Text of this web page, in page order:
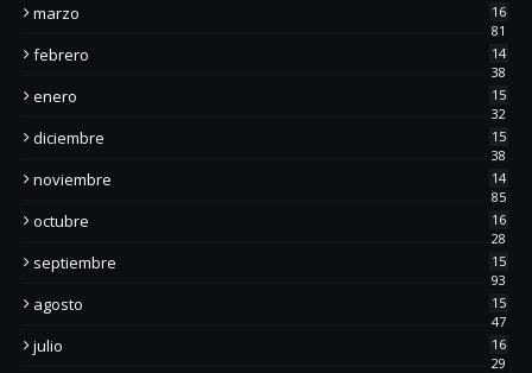
marzo
16
81
febrero
14
38
enero
15
32
diciembre
15
38
noviembre
14
85
octubre
16
28
septiembre
15
93
agosto
15
47
julio
16
29